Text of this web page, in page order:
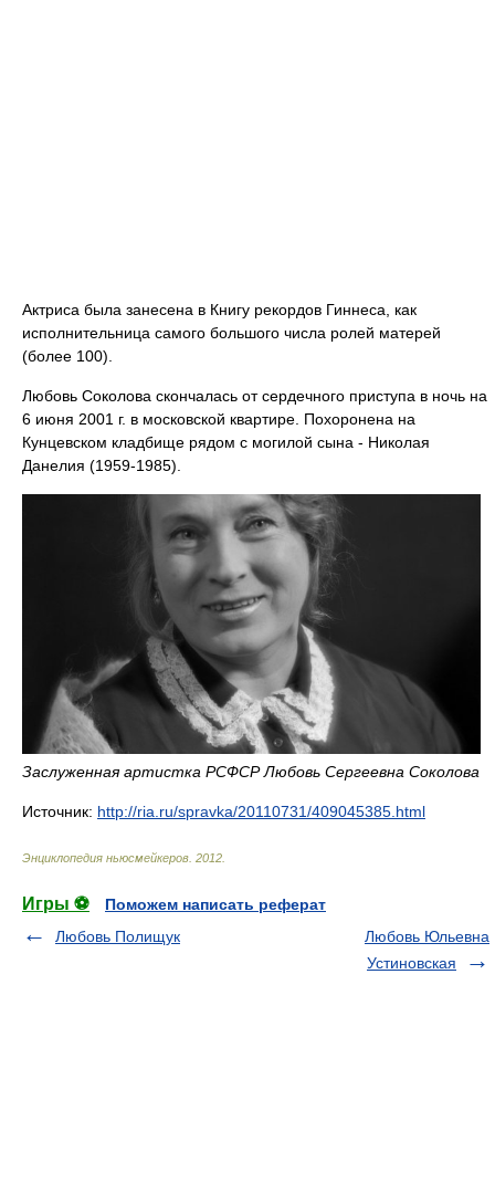
Актриса была занесена в Книгу рекордов Гиннеса, как
исполнительница самого большого числа ролей матерей
(более 100).
Любовь Соколова скончалась от сердечного приступа в ночь на
6 июня 2001 г. в московской квартире. Похоронена на
Кунцевском кладбище рядом с могилой сына - Николая
Данелия (1959-1985).
Заслуженная артистка РСФСР Любовь Сергеевна Соколова
Источник: http://ria.ru/spravka/20110731/409045385.html
Энциклопедия ньюсмейкеров 2012
Игры ⚽
Поможем написать реферат
Любовь Полищук
Любовь Юльевна
Устиновская